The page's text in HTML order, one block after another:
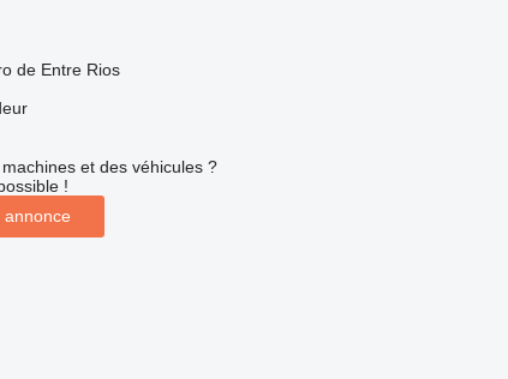
de Entre Rios
et des véhicules ?
!
annonce